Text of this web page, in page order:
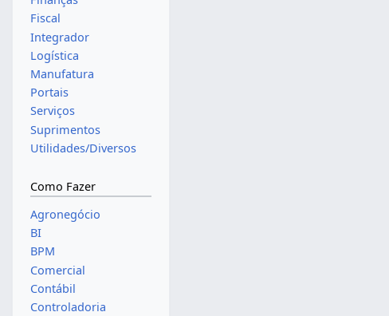
Fiscal
Integrador
Logística
Manufatura
Portais
Serviços
Suprimentos
Utilidades/Diversos
Como Fazer
Agronegócio
BI
BPM
Comercial
Contábil
Controladoria